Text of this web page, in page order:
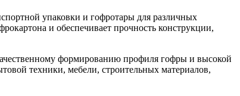
упаковки и гофротары для различных
и обеспечивает прочность конструкции,
формированию профиля гофры и высокой
техники, мебели, строительных материалов,